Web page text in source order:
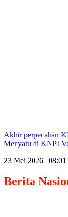
Akhir perpecahan
Menyatu di KNPI
23 Mei 2026 |
Berita